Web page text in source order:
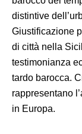
distintive
Giustificazione
di città nella
testimonianza
tardo barocca.
rappresentano
in Europa.